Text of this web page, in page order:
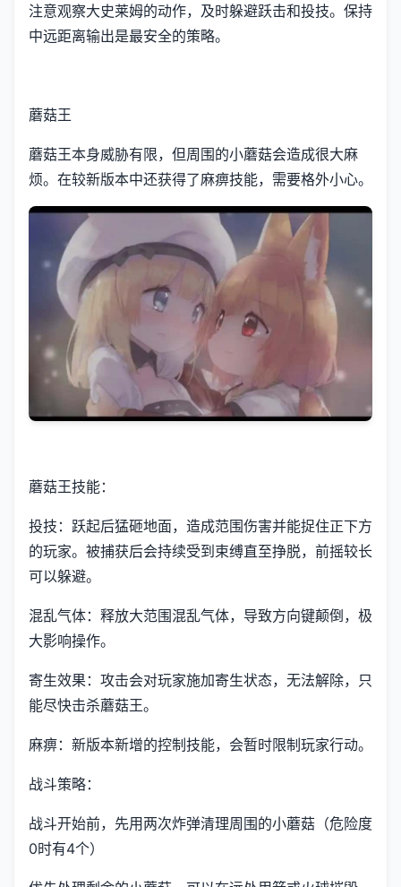
注意观察大史莱姆的动作，及时躲避跃击和投技。保持
中远距离输出是最安全的策略。
蘑菇王
蘑菇王本身威胁有限，但周围的小蘑菇会造成很大麻
烦。在较新版本中还获得了麻痹技能，需要格外小心。
蘑菇王技能：
投技：跃起后猛砸地面，造成范围伤害并能捉住正下方
的玩家。被捕获后会持续受到束缚直至挣脱，前摇较长
可以躲避。
混乱气体：释放大范围混乱气体，导致方向键颠倒，极
大影响操作。
寄生效果：攻击会对玩家施加寄生状态，无法解除，只
能尽快击杀蘑菇王。
麻痹：新版本新增的控制技能，会暂时限制玩家行动。
战斗策略：
战斗开始前，先用两次炸弹清理周围的小蘑菇（危险度
0时有4个）